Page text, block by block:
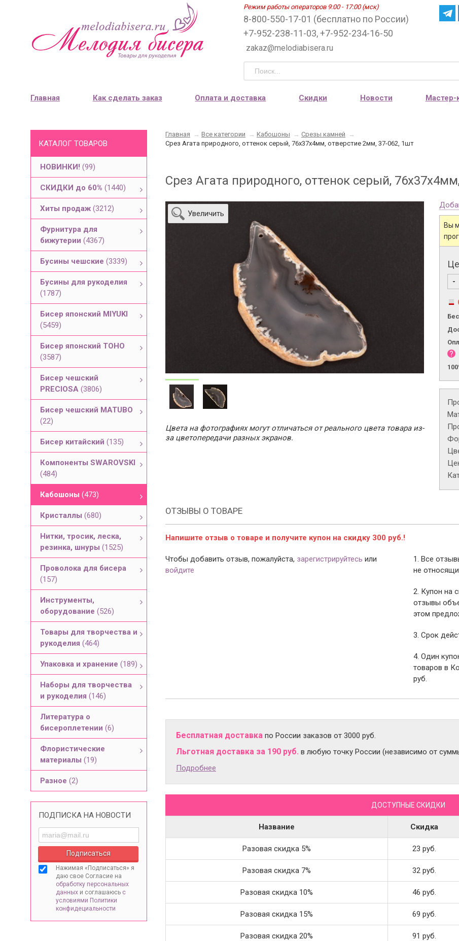
Режим работы операторов 9:00 - 17:00 (мск)
8-800-550-17-01 (бесплатно по России)
+7-952-238-11-03, +7-952-234-16-50
zakaz@melodiabisera.ru
Главная Как сделать заказ Оплата и доставка Скидки Новости Мастер-
КАТАЛОГ ТОВАРОВ
НОВИНКИ! (99)
СКИДКИ до 60% (1440)
Хиты продаж (3212)
Фурнитура для
бижутерии (4367)
Бусины чешские (3339)
Бусины для рукоделия
(1787)
Бисер японский MIYUKI
(5459)
Бисер японский TOHO
(3587)
Бисер чешский
PRECIOSA (3806)
Бисер чешский MATUBO
(22)
Бисер китайский (135)
Компоненты SWAROVSKI
(484)
Кабошоны (473)
Кристаллы (680)
Нитки, тросик, леска,
резинка, шнуры (1525)
Проволока для бисера
(157)
Инструменты,
оборудование (526)
Товары для творчества и
рукоделия (464)
Упаковка и хранение (189)
Наборы для творчества
и рукоделия (146)
Литература о
бисероплетении (6)
Флористические
материалы (19)
Разное (2)
ПОДПИСКА НА НОВОСТИ
Нажимая «Подписаться» я
даю свое Согласие на
обработку персональных
данных и соглашаюсь с
условиями Политики
конфидециальности
Главная → Все категории → Кабошоны → Срезы камней
→
Срез Агата природного, оттенок серый, 76х37х4мм, отверстие 2мм, 37-062, 1шт
Срез Агата природного, оттенок серый,
Увеличить
Цвета на фотографиях могут отличаться от реального цвета товара из-
за цветопередачи разных экранов.
Вы
-
ОТЗЫВЫ О ТОВАРЕ
Напишите отзыв о товаре и получите купон на скидку 300 руб.!
Чтобы добавить отзыв, пожалуйста, зарегистрируйтесь или
войдите
1. Все
не
2. Купон на
отзывы
этом
3. Срок
4. Один
товаров в
руб.
Бесплатная доставка по России заказов от 3000 руб.
Льготная доставка за 190 руб. в любую точку России (независимо от
Подробнее
ДОСТУПНЫЕ СКИДКИ
Название Скидка
Разовая скидка 5% 23 руб.
Разовая скидка 7% 32 руб.
Разовая скидка 10% 46 руб.
Разовая скидка 15% 69 руб.
Разовая скидка 20% 91 руб.